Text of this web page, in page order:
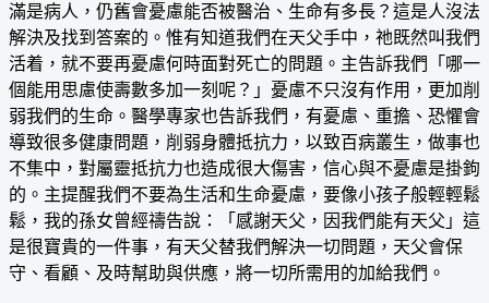
滿是病人，仍舊會憂慮能否被醫治、生命有多長？這是人沒法
解決及找到答案的。惟有知道我們在天父手中，祂既然叫我們
活着，就不要再憂慮何時面對死亡的問題。主告訴我們「哪一
個能用思慮使壽數多加一刻呢？」憂慮不只沒有作用，更加削
弱我們的生命。醫學專家也告訴我們，有憂慮、重擔、恐懼會
導致很多健康問題，削弱身體抵抗力，以致百病叢生，做事也
不集中，對屬靈抵抗力也造成很大傷害，信心與不憂慮是掛鉤
的。主提醒我們不要為生活和生命憂慮，要像小孩子般輕輕鬆
鬆，我的孫女曾經禱告說：「感謝天父，因我們能有天父」這
是很寶貴的一件事，有天父替我們解決一切問題，天父會保
守、看顧、及時幫助與供應，將一切所需用的加給我們。